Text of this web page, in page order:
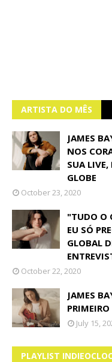
ARTISTA DO MÊS
JAMES
NOS
SUA LIVE,
GLOBE
October 23, 2020
"TUDO O
EU SÓ
GLOBAL
October 22, 2020
JAMES
July 15,
PLAYLIST